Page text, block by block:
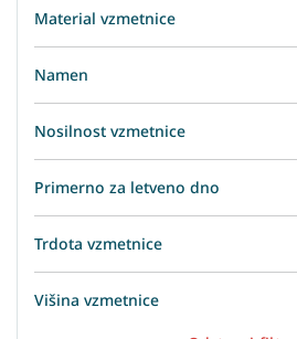
Material vzmetnice
Namen
Nosilnost vzmetnice
Primerno za letveno dno
Trdota vzmetnice
Višina vzmetnice